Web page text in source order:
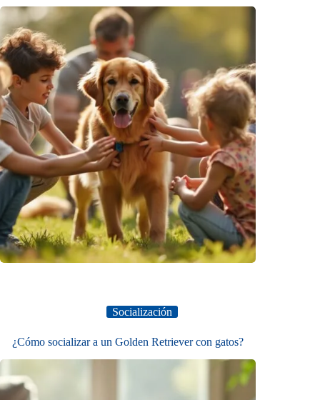
Socialización
¿Cómo socializar a un Golden Retriever con gatos?